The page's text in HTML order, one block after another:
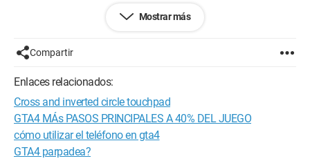
He intentado calibrar el mando, el ratón funciona en Windows
en cuanto suelto el ratón, el carrusel vuelve a empezar. Es
molesto porque el juego parece funcionar de maravilla,
alrededor de 40 FPS. Si alguien tiene la solución, ¡gracias de
antemano!
Configuración: Windows Vista Internet Explorer 8.0
Mostrar más
Compartir
Enlaces relacionados:
Cross and inverted circle touchpad
GTA4 MÁs PASOS PRINCIPALES A 40% DEL JUEGO
cómo utilizar el teléfono en gta4
GTA4 parpadea?